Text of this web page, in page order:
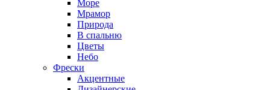
Море
Мрамор
Природа
В спальню
Цветы
Небо
Фрески
Акцентные